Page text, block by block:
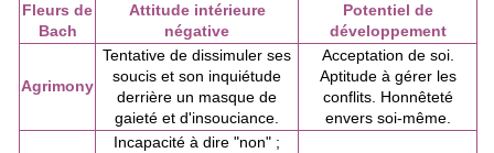
Fleurs de
Bach
Attitude intérieure
négative
Potentiel de
développement
Agrimony
Tentative de dissimuler ses
soucis et son inquiétude
derrière un masque de
gaieté et d'insouciance.
Acceptation de soi.
Aptitude à gérer les
conflits. Honnêteté
envers soi-même.
Incapacité à dire "non" ;